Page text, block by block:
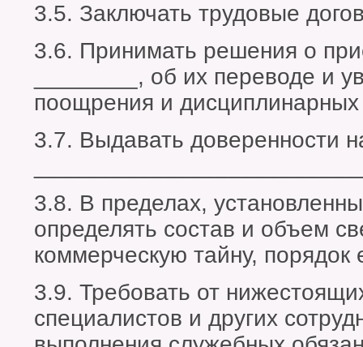
3.5. Заключать трудовые
3.6. Принимать решения о
________, об их переводе и
поощрения и дисциплинарных
3.7. Выдавать доверенности
3.8. В пределах,
определять состав и объем
коммерческую тайну,
3.9. Требовать от
специалистов и других